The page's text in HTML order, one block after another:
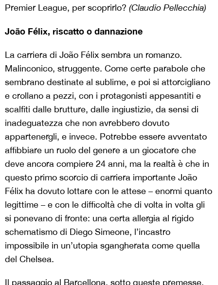
Premier League, per scoprirlo? (Claudio Pellecchia)
João Félix, riscatto o dannazione
La carriera di João Félix sembra un romanzo.
Malinconico, struggente. Come certe parabole che
sembrano destinate al sublime, e poi si attorcigliano
e crollano a pezzi, con i protagonisti appesantiti e
scalfiti dalle brutture, dalle ingiustizie, da sensi di
inadeguatezza che non avrebbero dovuto
appartenergli, e invece. Potrebbe essere avventato
affibbiare un ruolo del genere a un giocatore che
deve ancora compiere 24 anni, ma la realtà è che in
questo primo scorcio di carriera importante João
Félix ha dovuto lottare con le attese – enormi quanto
legittime – e con le difficoltà che di volta in volta gli
si ponevano di fronte: una certa allergia al rigido
schematismo di Diego Simeone, l’incastro
impossibile in un’utopia sgangherata come quella
del Chelsea.
Il passaggio al Barcellona, sotto queste premesse,